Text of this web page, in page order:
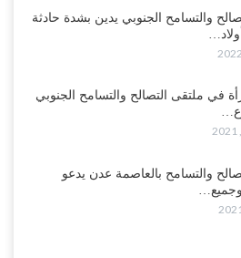
والتسامح الجنوبي يدين بشدة حادثة
في ملتقى التصالح والتسامح الجنوبي
والتسامح بالعاصمة عدن يدعو